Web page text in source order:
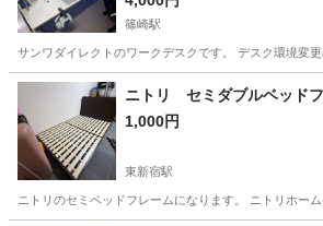
篠崎駅
サンワダイレクトのワークデスクです。 デスク環境変
東京 江戸川区 篠崎駅 オフィス用家具
ニトリ セミダブルベッド
1,000円
東新宿駅
ニトリのセミベッドフレームになります。 ニトリホー